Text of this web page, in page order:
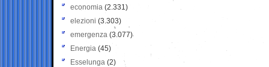
economia (2.331)
elezioni (3.303)
emergenza (3.077)
Energia (45)
Esselunga (2)